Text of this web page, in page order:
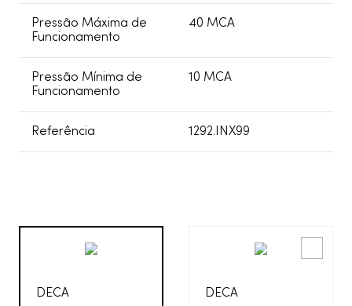
Pressão Máxima de
Funcionamento
40 MCA
Pressão Mínima de
Funcionamento
10 MCA
Referência 1292.INX99
DECA DECA